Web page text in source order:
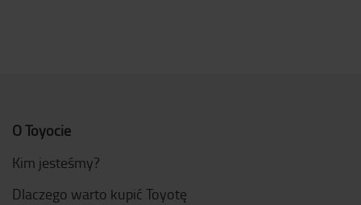
O Toyocie
Kim jesteśmy?
Dlaczego warto kupić Toyotę